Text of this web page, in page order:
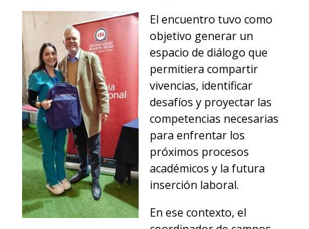
El encuentro tuvo como
objetivo generar un
espacio de diálogo que
permitiera compartir
vivencias, identificar
desafíos y proyectar las
competencias necesarias
para enfrentar los
próximos procesos
académicos y la futura
inserción laboral.
En ese contexto, el